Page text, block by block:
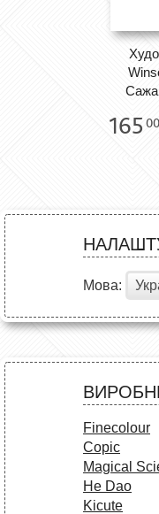
Сажа
165 00
Мова:
Finecolour
Copic
Magical
He Dao
Kicute